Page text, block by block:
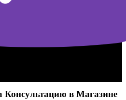
Консультацию в Магазине